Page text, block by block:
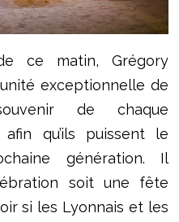
ce matin, Grégory
exceptionnelle de
de chaque
qu’ils puissent le
génération. Il
soit une fête
si les Lyonnais et les